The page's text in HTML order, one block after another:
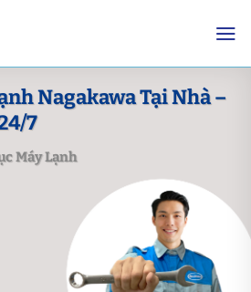
Nagakawa Tại Nhà –
7
Máy Lạnh